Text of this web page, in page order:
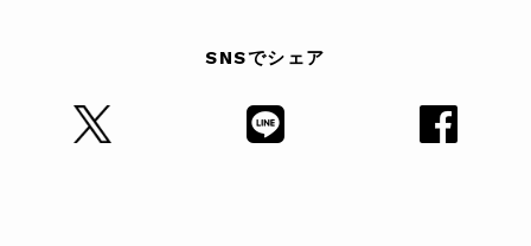
SNSでシェア